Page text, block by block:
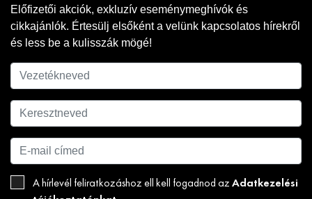
Előfizetői akciók, exkluzív eseménymeghívók és
cikkajánlók. Értesülj elsőként a velünk kapcsolatos hírekről
és less be a kulisszák mögé!
A hírlevél feliratkozáshoz ell kell fogadnod az Adatkezelési